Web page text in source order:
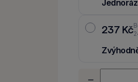
237 Kč